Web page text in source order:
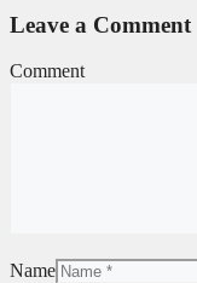
Leave a Comment
Comment
Name